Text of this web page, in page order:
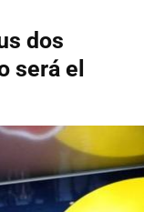
dos
será el